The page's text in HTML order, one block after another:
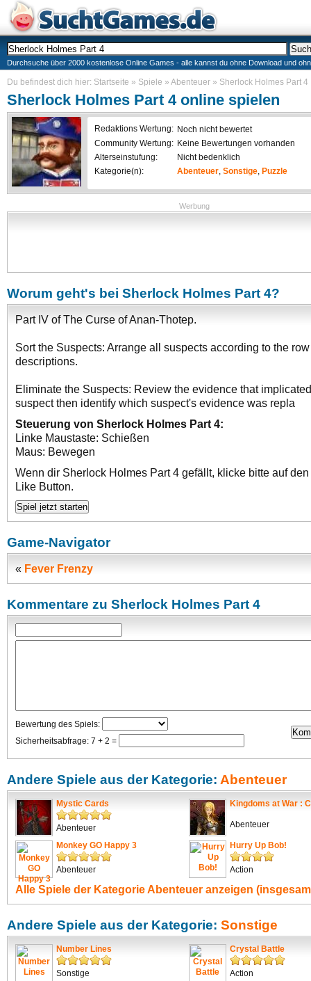
Durchsuche über 2000 kostenlose Online Games - alle kannst du ohne Download und
Du befindest dich hier: Startseite » Spiele » Abenteuer » Sherlock Holmes Part 4
Sherlock Holmes Part 4online spielen
Redaktions Wertung: Noch nicht bewertet
Community Wertung: Keine Bewertungen vorhanden
Alterseinstufung:
Nicht bedenklich
Kategorie(n):
Abenteuer, Sonstige, Puzzle
Werbung
Worum geht's bei Sherlock Holmes Part 4?
Part IV of The Curse of Anan-Thotep.
Sort the Suspects: Arrange all suspects according to the
descriptions.
Eliminate the Suspects: Review the evidence that
suspect then identify which suspect's evidence was repla
Steuerung von Sherlock Holmes Part 4:
Linke Maustaste: Schießen
Maus: Bewegen
Wenn dir Sherlock Holmes Part 4 gefällt, klicke bitte auf
Like Button.
Game-Navigator
« Fever Frenzy
Kommentare zu Sherlock Holmes Part 4
Bewertung des Spiels:
Sicherheitsabfrage: 7 + 2 =
Andere Spiele aus der Kategorie: Abenteuer
Mystic Cards
Abenteuer
Kingdoms at War :
Abenteuer
Monkey GO Happy 3
Abenteuer
Hurry Up Bob!
Action
Alle Spiele der KategorieAbenteuer anzeigen
Andere Spiele aus der Kategorie: Sonstige
Number Lines
Sonstige
Crystal Battle
Action